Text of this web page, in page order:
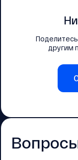
другим